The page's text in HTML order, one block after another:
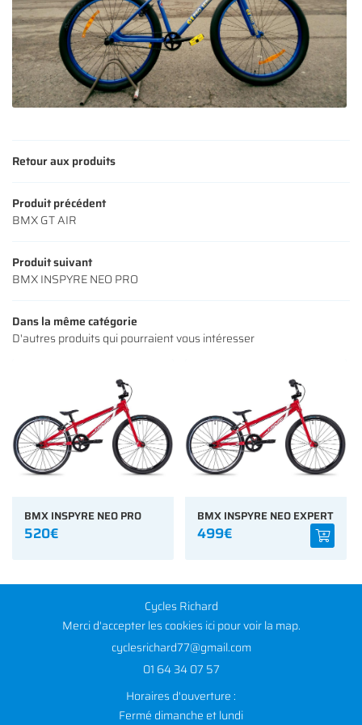
ACCUEIL
SERVICES
MODÈLES
ACCESSOIRES
ACTUALITÉS
CONTACT
Une
01 64 34 07
Retour aux produits
Produit précédent
BMX GT AIR
Produit suivant
BMX INSPYRE NEO PRO
Dans la même catégorie
D'autres produits qui pourraient vous intéresser
BMX INSPYRE NEO PRO
520€
BMX INSPYRE NEO EXPERT
499€
Cycles Richard
Merci d'accepter les cookiesicipour voir la map.
01 64 34 07 57
Horaires d'ouverture :
Fermé dimanche et lundi